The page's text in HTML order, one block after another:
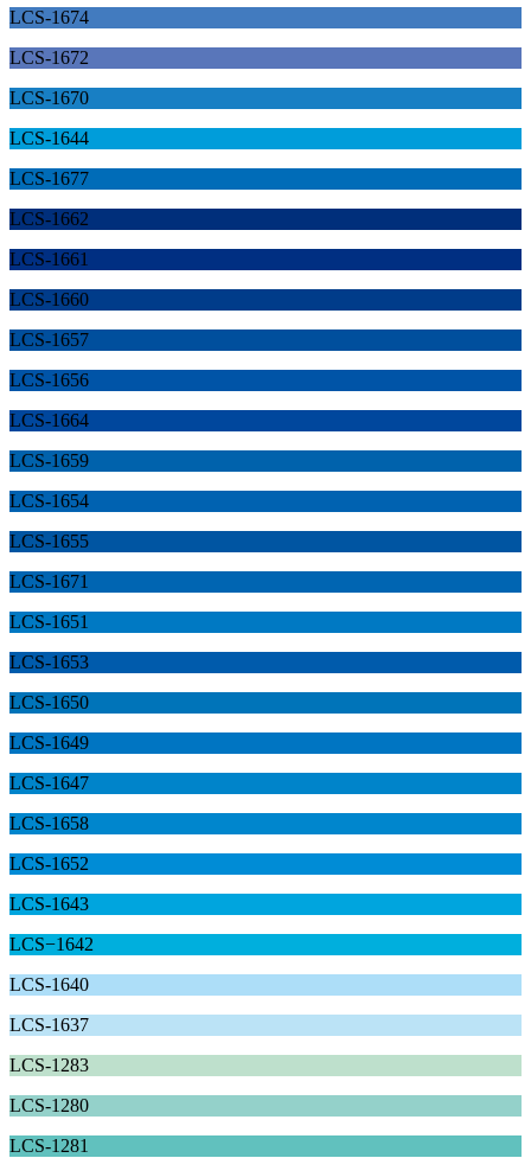
LCS-1674
LCS-1672
LCS-1670
LCS-1644
LCS-1677
LCS-1662
LCS-1661
LCS-1660
LCS-1657
LCS-1656
LCS-1664
LCS-1659
LCS-1654
LCS-1655
LCS-1671
LCS-1651
LCS-1653
LCS-1650
LCS-1649
LCS-1647
LCS-1658
LCS-1652
LCS-1643
LCS−1642
LCS-1640
LCS-1637
LCS-1283
LCS-1280
LCS-1281